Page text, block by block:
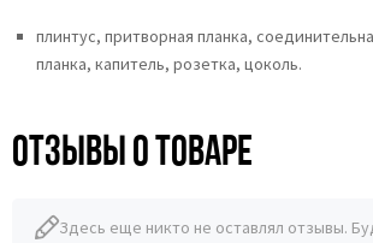
плинтус, притворная планка,
планка, капитель, розетка, цоколь.
Отзывы о товаре
Здесь еще никто не оставлял отзывы.